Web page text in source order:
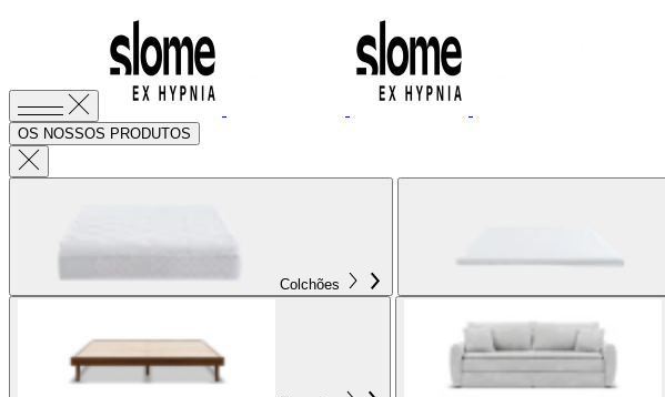
OS NOSSOS PRODUTOS
Colchões